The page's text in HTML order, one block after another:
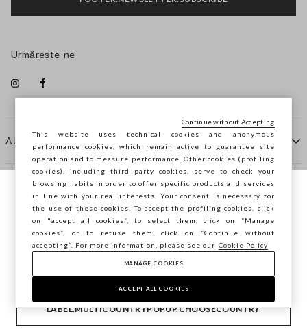
AJUTOR
COMPANIE
CONTACTE
Urmărește-ne
Copyright © Ovs S.p.A. P.Iva 04240010274 - Cap. Soc.
290.923.470 -2.4.0
Navighezi pe STEFANEL Italia, vrei să
salvezi locația ta?
CONFIRMĂ
LABEL.MULTICOUNTRYPOPUP.CHOOSECOUNTRY
footer.item.country România
This website uses technical cookies and anonymous
performance cookies, which remain active to guarantee site
operation and to measure performance. Other cookies (profiling
cookies), including third party cookies, serve to check your
browsing habits in order to offer specific products and services
in line with your real interests. Your consent is necessary for
the use of these cookies. To accept the profiling cookies, click
on "accept all cookies”, to select them, click on “Manage
cookies”, or to refuse them, click on “Continue without
accepting”. For more information, please see our Cookie Policy
MANAGE COOKIES
ACCEPT ALL COOKIES
Continue without Accepting